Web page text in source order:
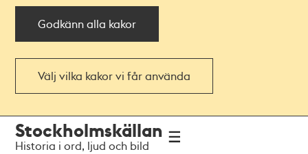
Godkänn alla kakor
Välj vilka kakor vi får använda
navigationen
huvudinnehållet
Stockholmskällan
Historia i ord, ljud och bild